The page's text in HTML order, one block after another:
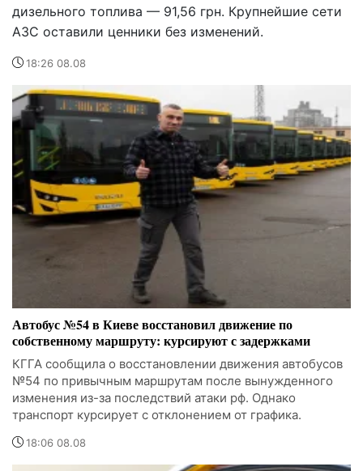
дизельного топлива — 91,56 грн. Крупнейшие сети
АЗС оставили ценники без изменений.
18:26 08.08
Автобус №54 в Киеве восстановил движение по
собственному маршруту: курсируют с задержками
КГГА сообщила о восстановлении движения автобусов
№54 по привычным маршрутам после вынужденного
изменения из-за последствий атаки рф. Однако
транспорт курсирует с отклонением от графика.
18:06 08.08